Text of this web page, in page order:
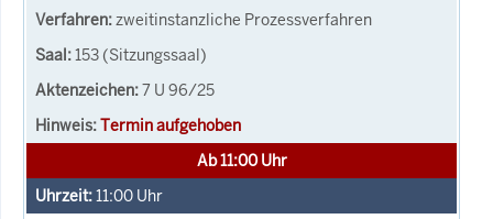
zweitinstanzliche Prozessverfahren
153 (Sitzungssaal)
7 U 96/25
Termin aufgehoben
Ab 11:00 Uhr
11:00 Uhr